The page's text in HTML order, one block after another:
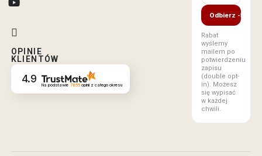
OPINIE
KLIENTÓW
4.9 Na podstawie 7855opinii z całego okresu
Odbierz -5%
Rabat
wyślemy
mailem po
potwierdzeniu
zapisu
(double opt-
in). Możesz
się wypisać
w każdej
chwili.